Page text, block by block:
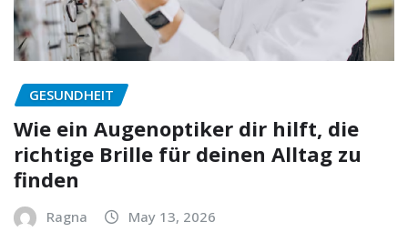
GESUNDHEIT
Wie ein Augenoptiker dir hilft, die
richtige Brille für deinen Alltag zu
finden
Ragna May 13, 2026